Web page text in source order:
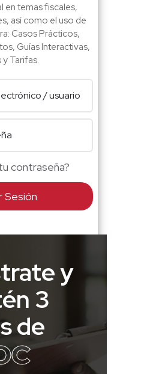
en temas fiscales,
así como el uso de
Casos Prácticos,
Guías Interactivas,
y Tarifas.
contraseña?
Sesión
y
3
de